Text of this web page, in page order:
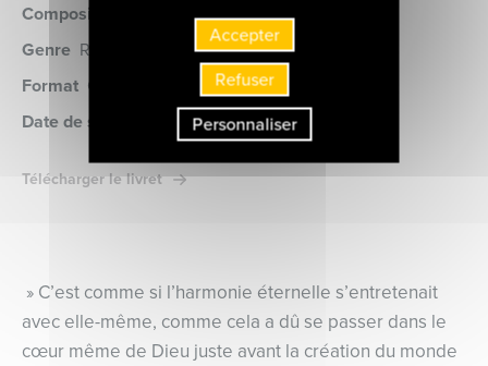
Compositeur
Bach (Johann Sebastian)
Genre Récital
Format CD
Date de sortie
08 janvier 2009
Télécharger le livret
» C’est comme si l’harmonie éternelle s’entretenait
avec elle-même, comme cela a dû se passer dans le
cœur même de Dieu juste avant la création du monde
Accepter
Refuser
Personnaliser